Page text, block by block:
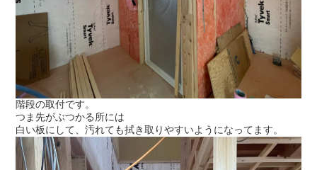
階段の取付です。
つま先がぶつかる所には
白い板にして、汚れても拭き取りやすいようになってます。